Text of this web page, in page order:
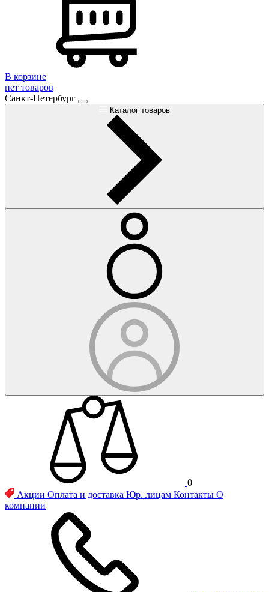
В корзине
нет товаров
Санкт-Петербург
Каталог товаров
0
Акции Оплата и доставка Юр. лицам Контакты О
компании